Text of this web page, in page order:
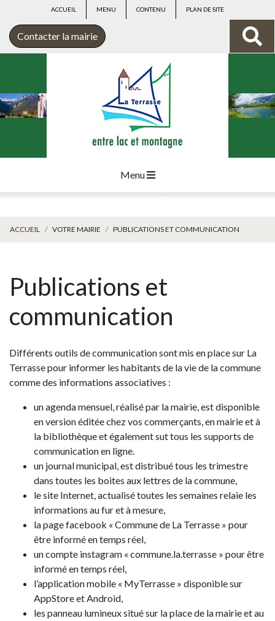
ACCUEIL MENU CONTENU PLAN DE SITE
Contacter la mairie
Menu
ACCUEIL VOTRE MAIRIE PUBLICATIONS ET COMMUNICATION
Publications et
communication
Différents outils de communication sont mis en place sur La
Terrasse pour informer les habitants de la vie de la commune
comme des informations associatives :
un agenda mensuel, réalisé par la mairie, est disponible
en version éditée chez vos commerçants, en mairie et à
la bibliothèque et également sut tous les supports de
communication en ligne.
un journal municipal,est distribué tous les trimestre
dans toutes les boites aux lettres de la commune,
le site Internet,actualisé toutes les semaines relaie les
informations au fur et à mesure,
la page facebook « Commune de La Terrasse » pour
être informé en temps réel,
un compte instagram « commune.la.terrasse » pour être
informé en temps réel,
l’application mobile « MyTerrasse » disponible sur
AppStore et Android,
les panneau lumineuxsitué sur la place de la mairie et au